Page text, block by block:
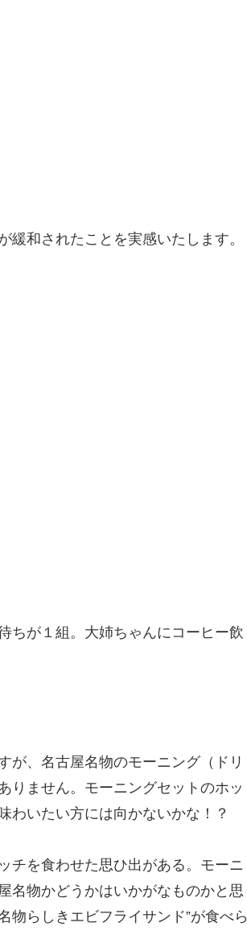
和されたことを実感いたします。
ちが１組。大姉ちゃんにコーヒー飲
が、名古屋名物のモーニング（ドリ
りません。モーニングセットのホッ
わいたい方には向かないかな！？
チを食わせた思ひ出がある。モーニ
名物かどうかはいかがなものかと思
物らしきエビフライサンド”が食べら